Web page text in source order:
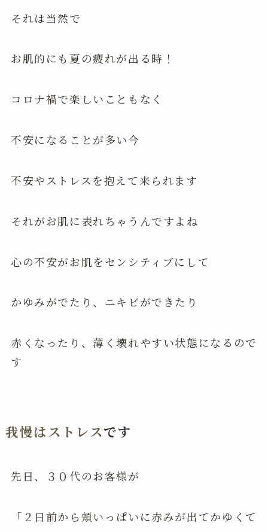
それは当然で
お肌的にも夏の疲れが出る時！
コロナ禍で楽しいこともなく
不安になることが多い今
不安やストレスを抱えて来られます
それがお肌に表れちゃうんですよね
心の不安がお肌をセンシティブにして
かゆみがでたり、ニキビができたり
赤くなったり、薄く壊れやすい状態になるので
す
我慢はストレスです
先日、３０代のお客様が
「２日前から頬いっぱいに赤みが出てかゆくて